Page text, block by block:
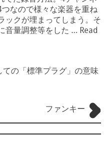
なので様々な楽器を重ね
ックが埋まってしまう。そ
音量調整等をした … Read
ての「標準プラグ」の意味
ファンキー